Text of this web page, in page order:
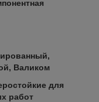
Валиком
для
работ